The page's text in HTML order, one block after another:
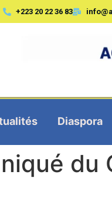
+223 20 22 36 83
Diaspora
du